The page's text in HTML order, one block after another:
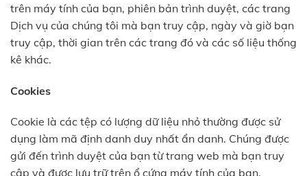
trên máy tính của bạn, phiên bản trình duyệt, các trang
Dịch vụ của chúng tôi mà bạn truy cập, ngày và giờ bạn
truy cập, thời gian trên các trang đó và các số liệu thống
kê khác.
Cookies
Cookie là các tệp có lượng dữ liệu nhỏ thường được sử
dụng làm mã định danh duy nhất ẩn danh. Chúng được
gửi đến trình duyệt của bạn từ trang web mà bạn truy
cập và được lưu trữ trên ổ cứng máy tính của bạn.